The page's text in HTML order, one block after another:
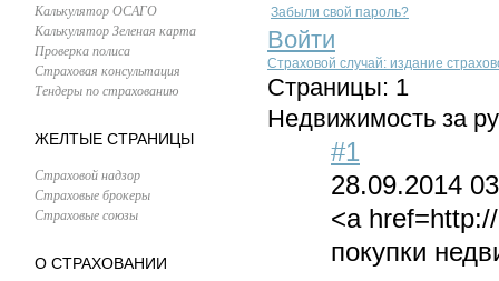
Калькулятор ОСАГО
Калькулятор Зеленая карта
Проверка полиса
Страховая консультация
Тендеры по страхованию
ЖЕЛТЫЕ СТРАНИЦЫ
Страховой надзор
Страховые брокеры
Страховые союзы
О СТРАХОВАНИИ
Забыли свой пароль?
Войти
Страховой случай: издание
Страницы: 1
Недвижимость за
#1
28.09.2014
<a
покупки